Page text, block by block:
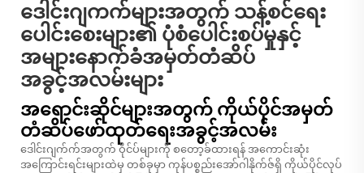
ဒေါင်းဂျကက်များအတွက် သန့်စင်ရေး
ပေါင်းစေးများ၏ ပုံစံပေါင်းစပ်မှုနှင့်
အများနောက်ခံအမှတ်တံဆိပ်
အခွင့်အလမ်းများ
အရောင်းဆိုင်များအတွက် ကိုယ်ပိုင်အမှတ်
တံဆိပ်ဖော်ထုတ်ရေးအခွင့်အလမ်း
ဒေါင်းဂျက်က်အတွက် ဝိုင်ပ်များကို စတော့ခ်ထားရန် အကောင်းဆုံး
အကြောင်းရင်းများထဲမှ တစ်ခုမှာ ကုန်ပစ္စည်းအော်ဂါနိုက်ဇ်ရှိ ကိုယ်ပိုင်လုပ်